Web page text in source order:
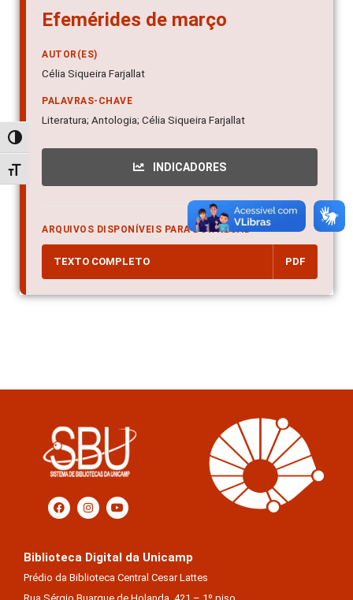
Alternar alto contraste
Alternar tamanho da fonte
Efemérides de março
AUTOR(ES)
Célia Siqueira Farjallat
PALAVRAS-CHAVE
Literatura; Antologia; Célia Siqueira Farjallat
INDICADORES
ARQUIVOS DISPONÍVEIS PARA DOWNLOAD
TEXTO COMPLETO PDF
Biblioteca Digital da Unicamp
Prédio da Biblioteca Central Cesar Lattes